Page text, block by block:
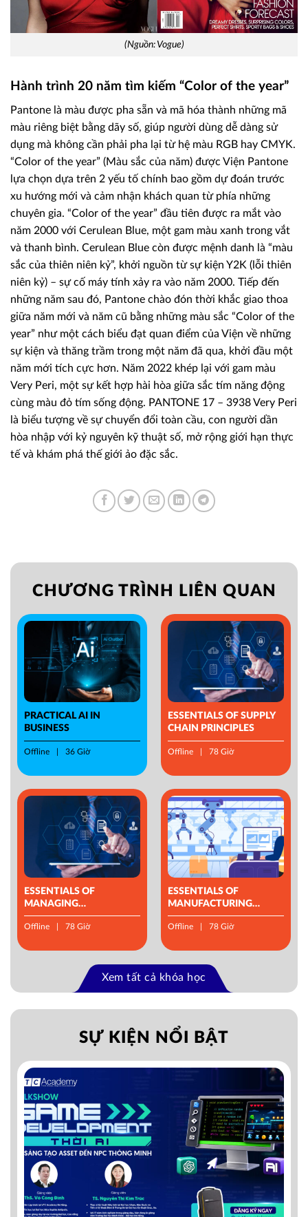
(Nguồn: Vogue)
Hành trình 20 năm tìm kiếm “Color of the year”
Pantone là màu được pha sẵn và mã hóa thành những mã
màu riêng biệt bằng dãy số, giúp người dùng dễ dàng sử
dụng mà không cần phải pha lại từ hệ màu RGB hay CMYK.
“Color of the year” (Màu sắc của năm) được Viện Pantone
lựa chọn dựa trên 2 yếu tố chính bao gồm dự đoán trước
xu hướng mới và cảm nhận khách quan từ phía những
chuyên gia. “Color of the year” đầu tiên được ra mắt vào
năm 2000 với Cerulean Blue, một gam màu xanh trong vắt
và thanh bình. Cerulean Blue còn được mệnh danh là “màu
sắc của thiên niên kỷ”, khởi nguồn từ sự kiện Y2K (lỗi thiên
niên kỷ) – sự cố máy tính xảy ra vào năm 2000. Tiếp đến
những năm sau đó, Pantone chào đón thời khắc giao thoa
giữa năm mới và năm cũ bằng những màu sắc “Color of the
year” như một cách biểu đạt quan điểm của Viện về những
sự kiện và thăng trầm trong một năm đã qua, khởi đầu một
năm mới tích cực hơn. Năm 2022 khép lại với gam màu
Very Peri, một sự kết hợp hài hòa giữa sắc tím năng động
cùng màu đỏ tím sống động. PANTONE 17 – 3938 Very Peri
là biểu tượng về sự chuyển đổi toàn cầu, con người dần
hòa nhập với kỷ nguyên kỹ thuật số, mở rộng giới hạn thực
tế và khám phá thế giới ảo đặc sắc.
CHƯƠNG TRÌNH LIÊN QUAN
PRACTICAL AI IN
BUSINESS
Offline 36 Giờ
ESSENTIALS OF SUPPLY
CHAIN PRINCIPLES
Offline 78 Giờ
ESSENTIALS OF
MANAGING
OPERATIONS
Offline 78 Giờ
ESSENTIALS OF
MANUFACTURING
MANAGEMENT
Offline 78 Giờ
Xem tất cả khóa học
SỰ KIỆN NỔI BẬT